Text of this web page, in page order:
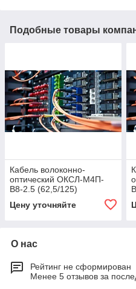
Подобные товары
Кабель волоконно-
оптический ОКСЛ-М4П-
В8-2.5 (62,5/125)
Цену уточняйте
О нас
Рейтинг не сформирован
Менее 5 отзывов за